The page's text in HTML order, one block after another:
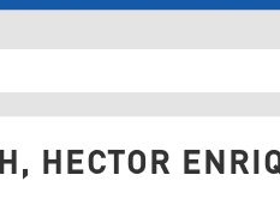
aquí
HECTOR